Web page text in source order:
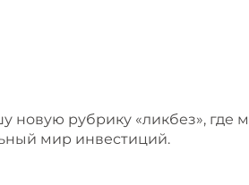
новую рубрику «ликбез», где
мир инвестиций.